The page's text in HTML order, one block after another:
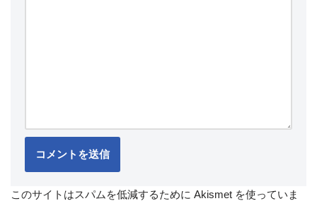
このサイトはスパムを低減するために Akismet を使っていま